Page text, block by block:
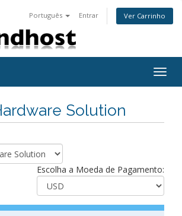
Português Entrar Ver Carrinho
Solution
Escolha a Moeda de Pagamento: